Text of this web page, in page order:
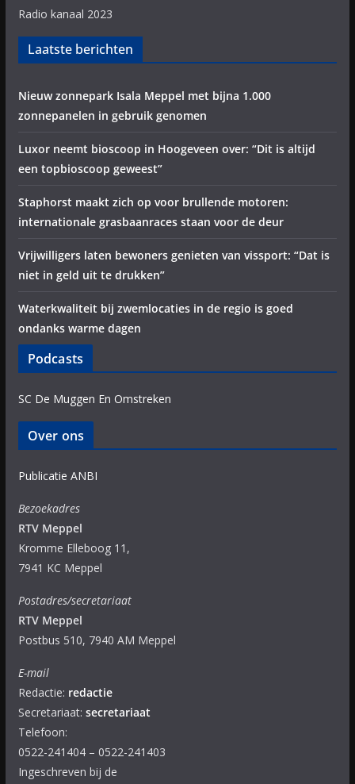
Radio kanaal 2023
Laatste berichten
Nieuw zonnepark Isala Meppel met bijna 1.000
zonnepanelen in gebruik genomen
Luxor neemt bioscoop in Hoogeveen over: “Dit is altijd
een topbioscoop geweest”
Staphorst maakt zich op voor brullende motoren:
internationale grasbaanraces staan voor de deur
Vrijwilligers laten bewoners genieten van vissport: “Dat is
niet in geld uit te drukken”
Waterkwaliteit bij zwemlocaties in de regio is goed
ondanks warme dagen
Podcasts
SC De Muggen En Omstreken
Over ons
Publicatie ANBI
Bezoekadres
RTV Meppel
Kromme Elleboog 11,
7941 KC Meppel
Postadres/secretariaat
RTV Meppel
Postbus 510, 7940 AM Meppel
E-mail
Redactie: redactie
Secretariaat: secretariaat
Telefoon:
0522-241404 – 0522-241403
Ingeschreven bij de